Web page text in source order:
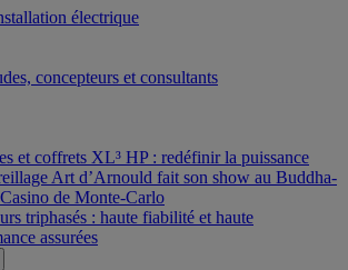
électrique
concepteurs et consultants
et coffrets XL³ HP : redéfinir la puissance
Art d’Arnould fait son show au Buddha-
de Monte-Carlo
triphasés : haute fiabilité et haute
assurées